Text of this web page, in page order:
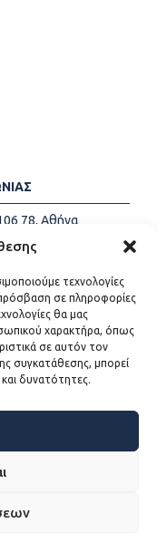
τεχνολογίες
σε πληροφορίες
θα μας
χαρακτήρα, όπως
σε αυτόν τον
συγκατάθεσης, μπορεί
και δυνατότητες.
78, Αθήνα
- ΣΥΝΕΡΓΑΣΙΑ Α.Ε.